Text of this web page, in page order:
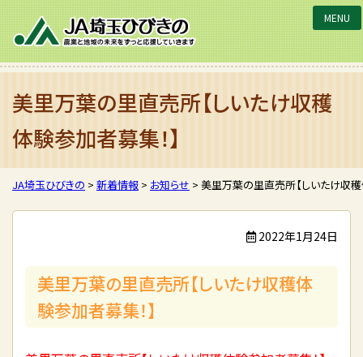
JA埼玉ひびきの
美里万葉の里直売所【しいたけ収穫
体験参加者募集！】
JA埼玉ひびきの > 新着情報 > お知らせ > 美里万葉の里直売所【しいたけ収穫
2022年1月24日
美里万葉の里直売所【しいたけ収穫体
験参加者募集！】